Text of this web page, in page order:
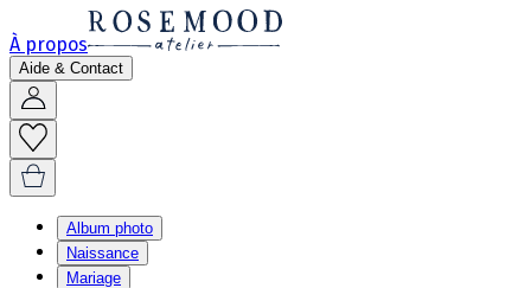
À propos
Aide & Contact
Album photo
Naissance
Mariage